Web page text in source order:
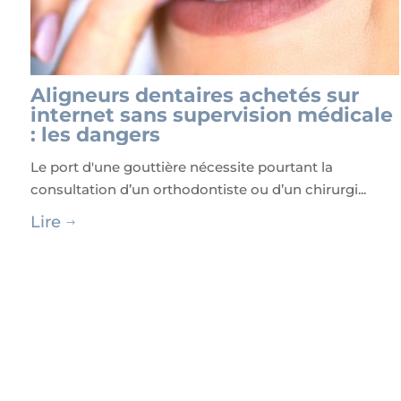
Aligneurs dentaires achetés sur
internet sans supervision médicale
: les dangers
Le port d'une gouttière nécessite pourtant la
consultation d’un orthodontiste ou d’un chirurgi...
Lire $